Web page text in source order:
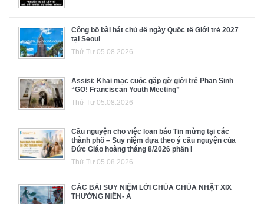
Công bố bài hát chủ đề ngày Quốc tế Giới trẻ 2027
tại Seoul
Thứ Tư 05.08.2026
Assisi: Khai mạc cuộc gặp gỡ giới trẻ Phan Sinh
“GO! Franciscan Youth Meeting”
Thứ Tư 05.08.2026
Cầu nguyện cho việc loan báo Tin mừng tại các
thành phố – Suy niệm dựa theo ý cầu nguyện của
Đức Giáo hoàng tháng 8/2026 phần I
Thứ Tư 05.08.2026
CÁC BÀI SUY NIỆM LỜI CHÚA CHÚA NHẬT XIX
THƯỜNG NIÊN- A